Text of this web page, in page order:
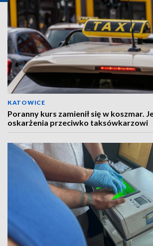
KATOWICE
Poranny kurs zamienił się w koszmar.
oskarżenia przeciwko taksówkarzowi